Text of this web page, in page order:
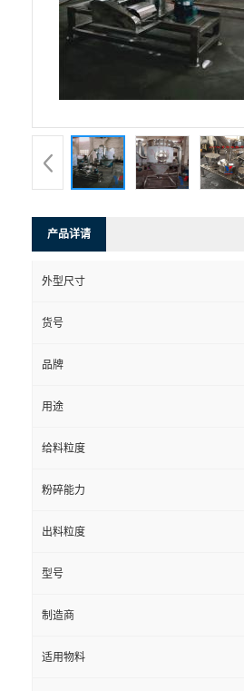
产品详请
外型尺寸
货号
品牌
用途
给料粒度
粉碎能力
出料粒度
型号
制造商
适用物料